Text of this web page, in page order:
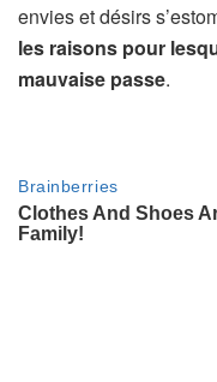
envies et désirs
les raisons pour
mauvaise passe.